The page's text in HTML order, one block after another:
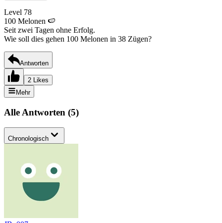
Level 78
100 Melonen 🍉
Seit zwei Tagen ohne Erfolg.
Wie soll dies gehen 100 Melonen in 38 Zügen?
Antworten
2 Likes
Mehr
Alle Antworten (5)
Chronologisch